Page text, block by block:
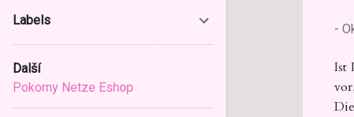
-
Ist
Labels
Další
Pokorny Netze Eshop